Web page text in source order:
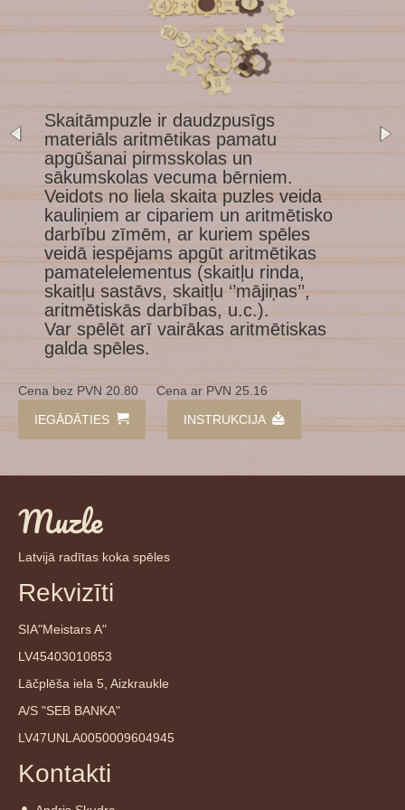
Skaitāmpuzle ir daudzpusīgs
materiāls aritmētikas pamatu
apgūšanai pirmsskolas un
sākumskolas vecuma bērniem.
Veidots no liela skaita puzles veida
kauliņiem ar cipariem un aritmētisko
darbību zīmēm, ar kuriem spēles
veidā iespējams apgūt aritmētikas
pamatelelementus (skaitļu rinda,
skaitļu sastāvs, skaitļu ‘’mājiņas’’,
aritmētiskās darbības, u.c.).
Var spēlēt arī vairākas aritmētiskas
galda spēles.
Cena bez PVN 20.80 Cena ar PVN 25.16
IEGĀDĀTIES
INSTRUKCIJA
Muzle
Latvijā radītas koka spēles
Rekvizīti
SIA"Meistars A"
LV45403010853
Lāčplēša iela 5, Aizkraukle
A/S "SEB BANKA"
LV47UNLA0050009604945
Kontakti